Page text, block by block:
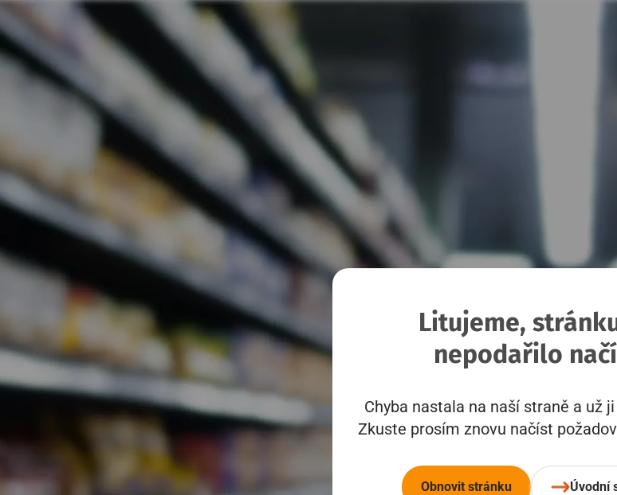
Litujeme,
nepodařilo
Chyba nastala na naší straně a už
Zkuste prosím znovu načíst
Obnovit stránku Úvodní